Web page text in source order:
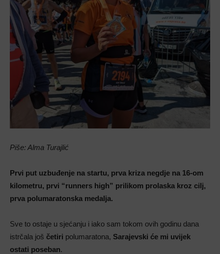
Piše: Alma Turajlić
Prvi put uzbuđenje na startu, prva kriza negdje na 16-om
kilometru, prvi “runners high” prilikom prolaska kroz cilj,
prva polumaratonska medalja.
Sve to ostaje u sjećanju i iako sam tokom ovih godinu dana
istrčala još četiri polumaratona, Sarajevski će mi uvijek
ostati poseban.